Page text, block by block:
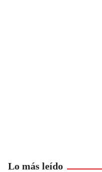
Lo más leído